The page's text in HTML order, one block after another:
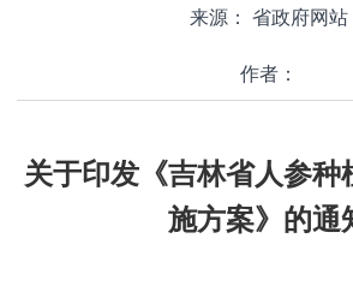
来源： 省政府网站
作者：
关于印发《吉林省人参
施方案》的通